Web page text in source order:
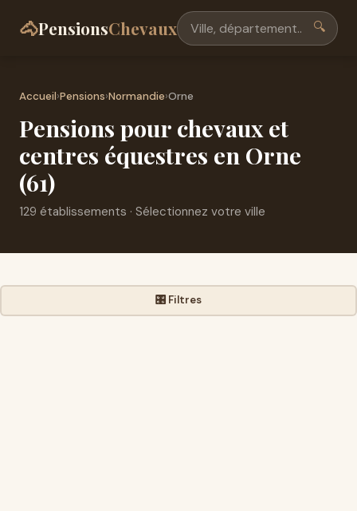
🐴PensionsChevaux 🔍
Accueil›Pensions›Normandie›Orne
Pensions pour chevaux et
centres équestres en Orne
(61)
129 établissements · Sélectionnez votre ville
🎛️ Filtres